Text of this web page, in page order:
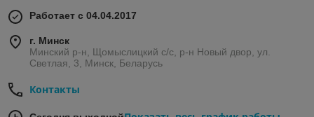
Работает с 04.04.2017
г. Минск
Минский р-н, Щомыслицкий с/с, р-н Новый двор, ул.
Светлая, 3, Минск, Беларусь
Контакты